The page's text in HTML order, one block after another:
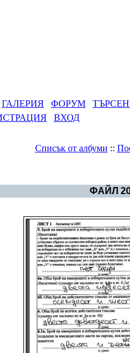
ГАЛЕРИЯ ФОРУМ
ВХОД
Списък от албуми ::
ФАЙЛ